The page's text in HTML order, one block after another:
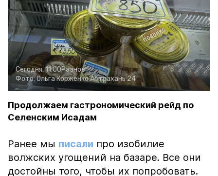
Сегодня, 11:00Разное
Фото:Ольга КорженкоАстрахань 24
Продолжаем гастрономический рейд по
Селенским Исадам
Ранее мы писали про изобилие
волжских угощений на базаре. Все они
достойны того, чтобы их попробовать.